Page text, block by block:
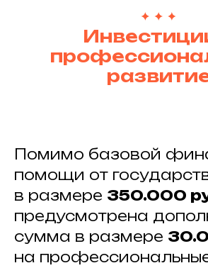
Помимо базовой
помощи от
в размере 350.000
предусмотрена
сумма в размере
на